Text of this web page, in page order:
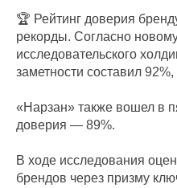
🏆 Рейтинг доверия
рекорды. Согласно
исследовательского
заметности составил
«Нарзан» также вошел в
доверия — 89%.
В ходе исследования
брендов через призму